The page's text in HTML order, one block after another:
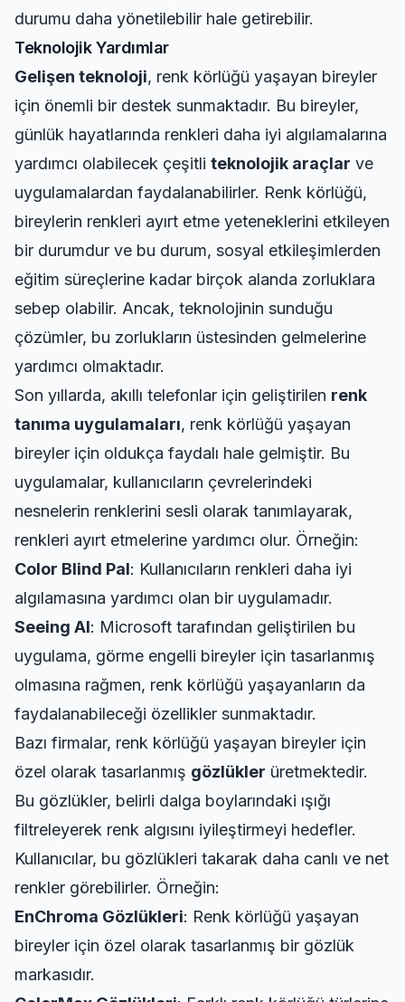
durumu daha yönetilebilir hale getirebilir.
Teknolojik Yardımlar
Gelişen teknoloji, renk körlüğü yaşayan bireyler
için önemli bir destek sunmaktadır. Bu bireyler,
günlük hayatlarında renkleri daha iyi algılamalarına
yardımcı olabilecek çeşitli teknolojik araçlar ve
uygulamalardan faydalanabilirler. Renk körlüğü,
bireylerin renkleri ayırt etme yeteneklerini etkileyen
bir durumdur ve bu durum, sosyal etkileşimlerden
eğitim süreçlerine kadar birçok alanda zorluklara
sebep olabilir. Ancak, teknolojinin sunduğu
çözümler, bu zorlukların üstesinden gelmelerine
yardımcı olmaktadır.
Son yıllarda, akıllı telefonlar için geliştirilen renk
tanıma uygulamaları, renk körlüğü yaşayan
bireyler için oldukça faydalı hale gelmiştir. Bu
uygulamalar, kullanıcıların çevrelerindeki
nesnelerin renklerini sesli olarak tanımlayarak,
renkleri ayırt etmelerine yardımcı olur. Örneğin:
Color Blind Pal: Kullanıcıların renkleri daha iyi
algılamasına yardımcı olan bir uygulamadır.
Seeing AI: Microsoft tarafından geliştirilen bu
uygulama, görme engelli bireyler için tasarlanmış
olmasına rağmen, renk körlüğü yaşayanların da
faydalanabileceği özellikler sunmaktadır.
Bazı firmalar, renk körlüğü yaşayan bireyler için
özel olarak tasarlanmış gözlükler üretmektedir.
Bu gözlükler, belirli dalga boylarındaki ışığı
filtreleyerek renk algısını iyileştirmeyi hedefler.
Kullanıcılar, bu gözlükleri takarak daha canlı ve net
renkler görebilirler. Örneğin:
EnChroma Gözlükleri: Renk körlüğü yaşayan
bireyler için özel olarak tasarlanmış bir gözlük
markasıdır.